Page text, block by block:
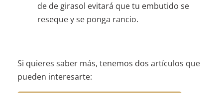
de de girasol evitará que tu embutido se
reseque y se ponga rancio.
Si quieres saber más, tenemos dos artículos que
pueden interesarte: